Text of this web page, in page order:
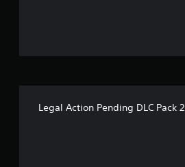
Legal Action Pending DLC Pack 2